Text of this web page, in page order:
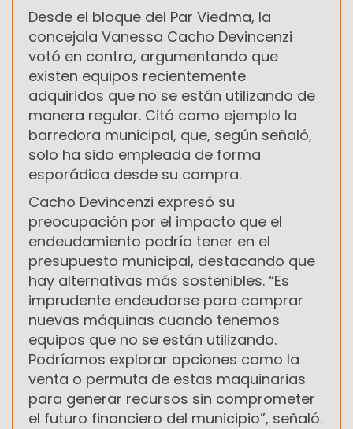
Desde el bloque del Par Viedma, la
concejala Vanessa Cacho Devincenzi
votó en contra, argumentando que
existen equipos recientemente
adquiridos que no se están utilizando de
manera regular. Citó como ejemplo la
barredora municipal, que, según señaló,
solo ha sido empleada de forma
esporádica desde su compra.
Cacho Devincenzi expresó su
preocupación por el impacto que el
endeudamiento podría tener en el
presupuesto municipal, destacando que
hay alternativas más sostenibles. “Es
imprudente endeudarse para comprar
nuevas máquinas cuando tenemos
equipos que no se están utilizando.
Podríamos explorar opciones como la
venta o permuta de estas maquinarias
para generar recursos sin comprometer
el futuro financiero del municipio”, señaló.